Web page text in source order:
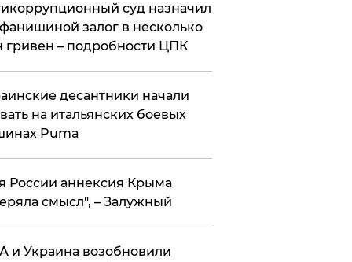
суд назначил
залог в несколько
гривен – подробности ЦПК
десантники начали
на итальянских боевых
Puma
России аннексия Крыма
смысл", – Залужный
и Украина возобновили